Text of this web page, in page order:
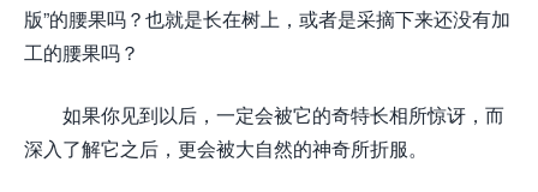
版”的腰果吗？也就是长在树上，或者是采摘下来还没有加
工的腰果吗？
如果你见到以后，一定会被它的奇特长相所惊讶，而
深入了解它之后，更会被大自然的神奇所折服。